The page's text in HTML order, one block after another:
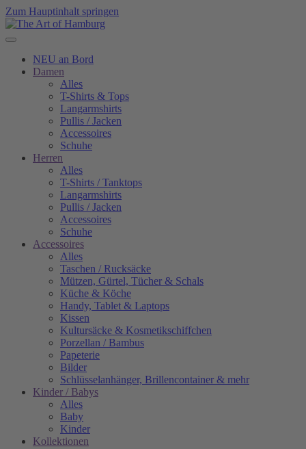
Zum Hauptinhalt springen
NEU an Bord
Damen
Alles
T-Shirts & Tops
Langarmshirts
Pullis / Jacken
Accessoires
Schuhe
Herren
Alles
T-Shirts / Tanktops
Langarmshirts
Pullis / Jacken
Accessoires
Schuhe
Accessoires
Alles
Taschen / Rucksäcke
Mützen, Gürtel, Tücher & Schals
Küche & Köche
Handy, Tablet & Laptops
Kissen
Kultursäcke & Kosmetikschiffchen
Porzellan / Bambus
Papeterie
Bilder
Schlüsselanhänger, Brillencontainer & mehr
Kinder / Babys
Alles
Baby
Kinder
Kollektionen